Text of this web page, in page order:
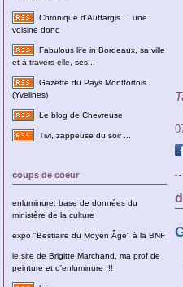
Chronique d'Auffargis ... une
voisine donc
Fabulous life in Bordeaux, sa ville
et à travers elle, ses...
Gazette du Pays Montfortois
(Yvelines)
Le blog de Chevreuse
Tivi, zappeuse du soir ...
coups de coeur
enluminure: base de données du
ministère de la culture
expo "Bestiaire du Moyen Âge" à la BNF
le site de Brigitte Marchand, ma prof de
peinture et d'enluminure !!!